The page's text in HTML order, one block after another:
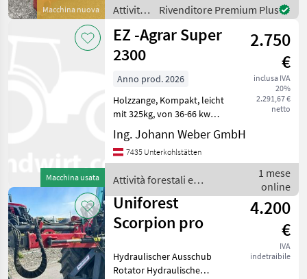
Macchina nuova
Ansprechpartner: Andreas
Diry Rot
Attività
forestali
e
lavorazione
del
legno /
Rivenditore Premium Plus
Macchina usata
EZ -Agrar Super
2300
2.750
€
inclusa IVA
20%
2.291,67 €
netto
Anno prod. 2026
Holzzange, Kompakt, leicht
mit 325kg, von 36-66 kw
Traktorleistung,
Öffnungsweite 230cm,
Rotante Attività forestali e
per tronchi
Ing. Johann Weber GmbH
7435 Unterkohlstätten
Attività forestali e
lavorazione del legno / EZ -
Agrar
1 mese
online
Uniforest
Scorpion pro
4.200
€
IVA
indetraibile
Hydraulischer Ausschub
Rotator Hydraulische